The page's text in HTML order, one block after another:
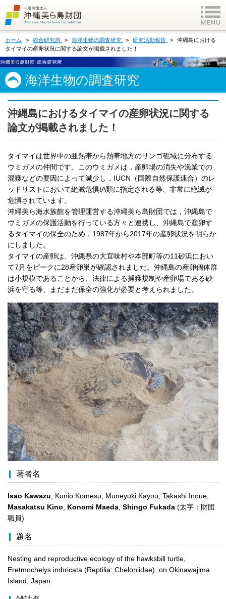
ホーム 総合研究所 海洋生物の調査研究 研究活動報告
沖縄島における
タイマイの産卵状況に関する論文が掲載されました！
海洋生物の調査研究
沖縄島におけるタイマイの産卵状況に関する
論文が掲載されました！
タイマイは世界中の亜熱帯から熱帯地方のサンゴ礁域に分布する
ウミガメの仲間です。このウミガメは，産卵場の消失や漁業での
混獲などの要因によって減少し，IUCN（国際自然保護連合）のレ
ッドリストにおいて絶滅危惧IA類に指定される等、非常に絶滅が
危惧されています。
沖縄美ら海水族館を管理運営する沖縄美ら島財団では，沖縄島で
ウミガメの保護活動を行っている方々と連携し、沖縄島で産卵す
るタイマイの保全のため，1987年から2017年の産卵状況を明らか
にしました。
タイマイの産卵は、沖縄県の大宜味村や本部町等の11砂浜におい
て7月をピークに28産卵巣が確認されました。沖縄島の産卵個体群
は小規模であることから、法律による捕獲規制や産卵場である砂
浜を守る等、まだまだ保全の強化が必要と考えられました。
著者名
Isao Kawazu , Kunio Komesu, Muneyuki Kayou, Takashi Inoue,
Masakatsu Kino
Konomi Maeda Shingo Fukada (太字：財団
職員)
題名
Nesting and reproductive ecology of the hawksbill turtle,
Eretmochelys imbricata (Reptilia: Cheloniidae), on Okinawajima
Island, Japan